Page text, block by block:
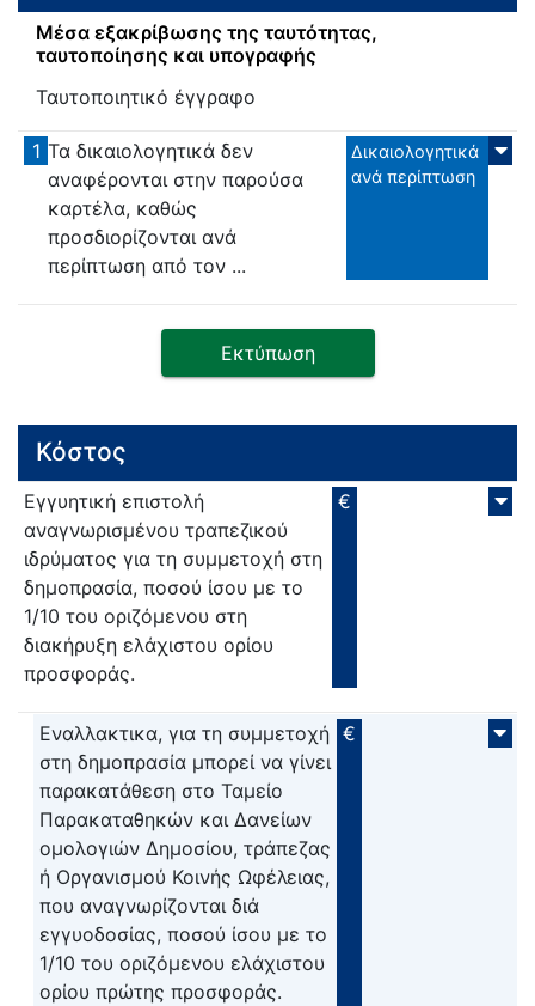
Μέσα εξακρίβωσης της ταυτότητας,
ταυτοποίησης και υπογραφής
Ταυτοποιητικό έγγραφο
1 Τα δικαιολογητικά δεν
αναφέρονται στην παρούσα
καρτέλα, καθώς
προσδιορίζονται ανά
περίπτωση από τον ...
Δικαιολογητικά
ανά περίπτωση
Εκτύπωση
Κόστος
Εγγυητική επιστολή
αναγνωρισμένου τραπεζικού
ιδρύματος για τη συμμετοχή στη
δημοπρασία, ποσού ίσου με το
1/10 του οριζόμενου στη
διακήρυξη ελάχιστου ορίου
προσφοράς.
€
Εναλλακτικα, για τη συμμετοχή
στη δημοπρασία μπορεί να γίνει
παρακατάθεση στο Ταμείο
Παρακαταθηκών και Δανείων
ομολογιών Δημοσίου, τράπεζας
ή Οργανισμού Κοινής Ωφέλειας,
που αναγνωρίζονται διά
εγγυοδοσίας, ποσού ίσου με το
1/10 του οριζόμενου ελάχιστου
ορίου πρώτης προσφοράς.
€